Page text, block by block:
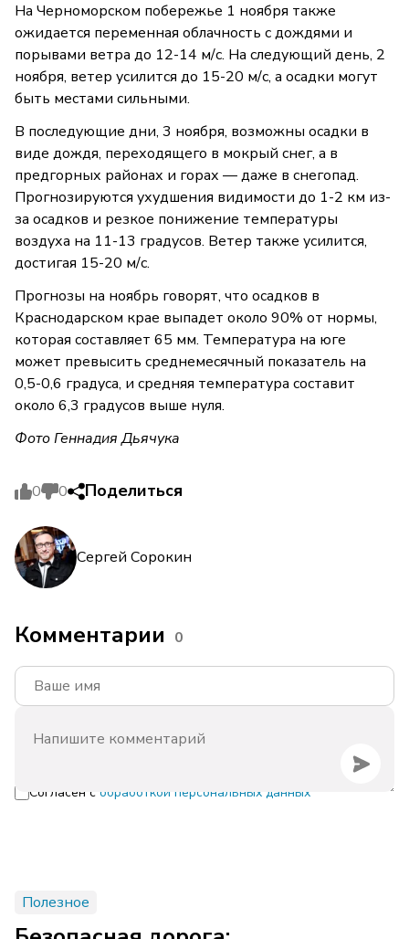
На Черноморском побережье 1 ноября также
ожидается переменная облачность с дождями и
порывами ветра до 12-14 м/с. На следующий день, 2
ноября, ветер усилится до 15-20 м/с, а осадки могут
быть местами сильными.
В последующие дни, 3 ноября, возможны осадки в
виде дождя, переходящего в мокрый снег, а в
предгорных районах и горах — даже в снегопад.
Прогнозируются ухудшения видимости до 1-2 км из-
за осадков и резкое понижение температуры
воздуха на 11-13 градусов. Ветер также усилится,
достигая 15-20 м/с.
Прогнозы на ноябрь говорят, что осадков в
Краснодарском крае выпадет около 90% от нормы,
которая составляет 65 мм. Температура на юге
может превысить среднемесячный показатель на
0,5-0,6 градуса, и средняя температура составит
около 6,3 градусов выше нуля.
Фото Геннадия Дьячука
0 0 Поделиться
Сергей Сорокин
Комментарии 0
Согласен с обработкой персональных данных
Полезное